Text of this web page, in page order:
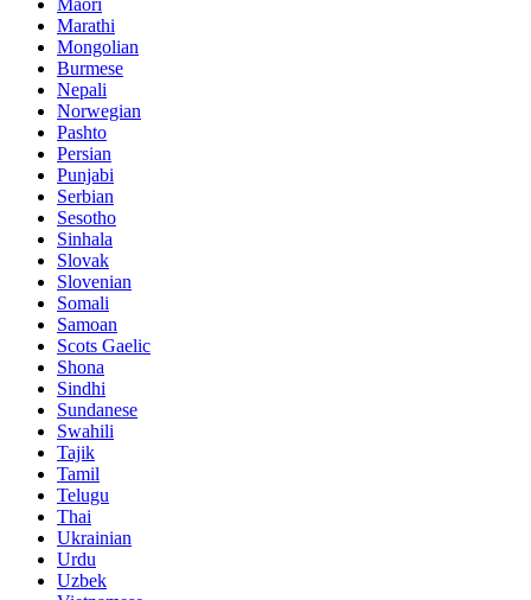
Maori
Marathi
Mongolian
Burmese
Nepali
Norwegian
Pashto
Persian
Punjabi
Serbian
Sesotho
Sinhala
Slovak
Slovenian
Somali
Samoan
Scots Gaelic
Shona
Sindhi
Sundanese
Swahili
Tajik
Tamil
Telugu
Thai
Ukrainian
Urdu
Uzbek